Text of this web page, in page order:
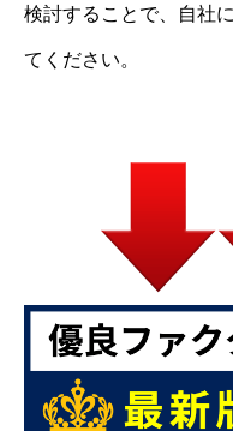
検討することで、自社
てください。